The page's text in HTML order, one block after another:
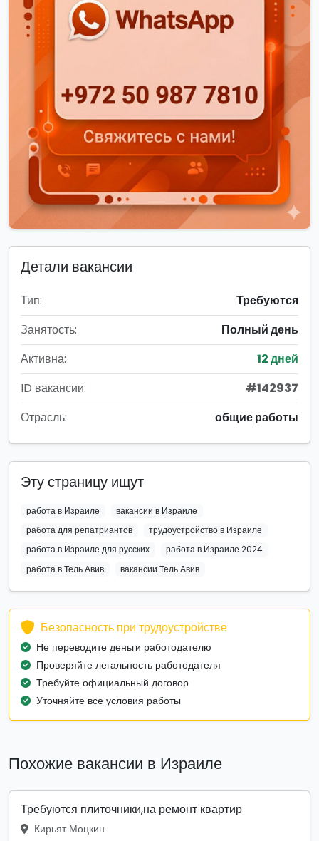
Детали вакансии
Тип:
Требуются
Занятость:
Полный день
Активна:
12 дней
ID вакансии:
#142937
Отрасль:
общие работы
Эту страницу ищут
работа в Израиле
вакансии в Израиле
работа для репатриантов
трудоустройство в Израиле
работа в Израиле для русских
работа в Израиле 2024
работа в Тель Авив
вакансии Тель Авив
Безопасность при трудоустройстве
Не переводите деньги работодателю
Проверяйте легальность работодателя
Требуйте официальный договор
Уточняйте все условия работы
Похожие вакансии в Израиле
Требуются плиточники,на ремонт квартир
Кирьят Моцкин